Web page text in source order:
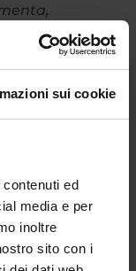
sui cookie
ed
media e per
inoltre
sito con i
, di Vera
Vivere in un
di
ma anche
di